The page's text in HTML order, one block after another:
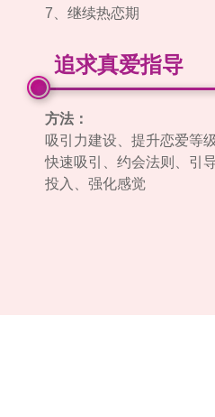
追求真爱指导
7、继续热恋期
方法：
吸引力建设、提升恋爱等级
快速吸引、约会法则、引
投入、强化感觉